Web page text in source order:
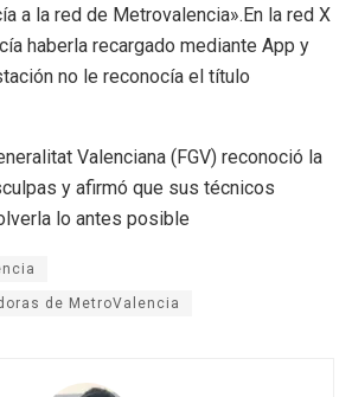
a la red de Metrovalencia».En la red X
haberla recargado mediante App y
no le reconocía el título
Valenciana (FGV) reconoció la
y afirmó que sus técnicos
lo antes posible
de MetroValencia